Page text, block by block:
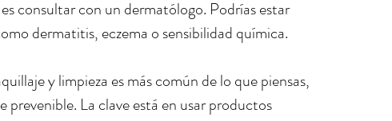
consultar con un dermatólogo. Podrías estar
dermatitis, eczema o sensibilidad química.
y limpieza es más común de lo que piensas,
La clave está en usar productos